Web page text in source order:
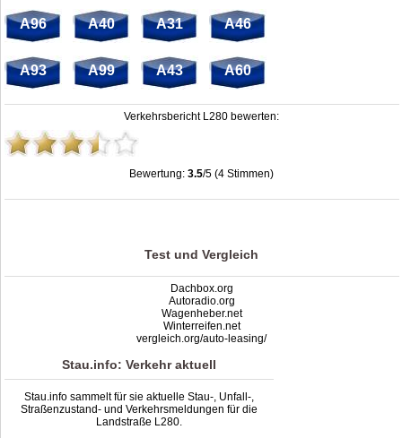
A96 A40 A31 A46
A93 A99 A43 A60
Verkehrsbericht L280 bewerten:
Bewertung:3.5/5 (4 Stimmen)
Stau L280: Unfälle, Sperrung & Baustellen | Staumelder L280 ,3.5out of5based
Test und Vergleich
Dachbox.org
Autoradio.org
Wagenheber.net
Winterreifen.net
vergleich.org/auto-leasing/
Stau.info: Verkehr aktuell
Stau.info sammelt für sie aktuelle Stau-, Unfall-,
Straßenzustand- und Verkehrsmeldungen für die
Landstraße L280.